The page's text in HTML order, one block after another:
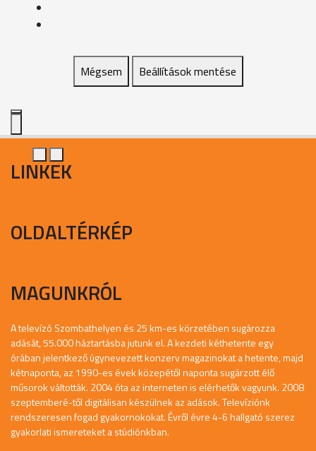
Mégsem Beállítások mentése
LINKEK
OLDALTÉRKÉP
MAGUNKRÓL
A televízó Szombathelyen és 25 km-es körzetében sugározza
adását, 55.000 háztartásba jutunk el. A kezdeti kéthetente egy
órában jelentkező úgynevezett konzerv magazinokat a hetente, majd
kétnaponta, az 1990-es évek közepétől naponta sugárzott élő
műsorok váltották. 2004 óta az interneten is elérhetők vagyunk. 2008
szeptemberé-től digitálisan készülnek az adások. Televíziónk
rendszeresen fogad gyakornokokat. Évről évre 4-6 hallgató szerez
gyakorlati ismereteket a stúdiónkban.